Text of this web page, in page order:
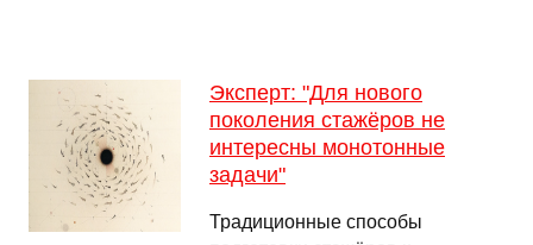
Эксперт: "Для нового
поколения стажёров не
интересны монотонные
задачи"
Традиционные способы